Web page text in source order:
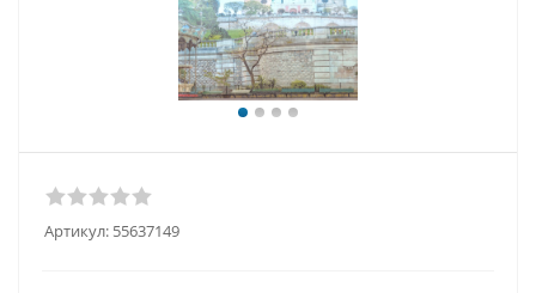
Артикул: 55637149